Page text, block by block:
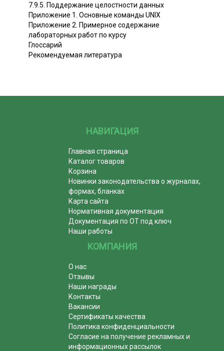
7.9.5. Поддержание целостности данных
Приложение 1. Основные команды UNIX
Приложение 2. Примерное содержание
лабораторных работ по курсу
Глоссарий
Рекомендуемая литература
НАВИГАЦИЯ
Главная страница
Каталог товаров
Корзина
Новинки законодательства о журналах,
формах, бланках
Карта сайта
Нормативная документация
Документация по ОТ под ключ
Наши работы
КОМПАНИЯ
О нас
Отзывы
Наши награды
Контакты
Вакансии
Сертификаты качества
Политика конфиденциальности
Согласие на получение рекламных и
информационных рассылок